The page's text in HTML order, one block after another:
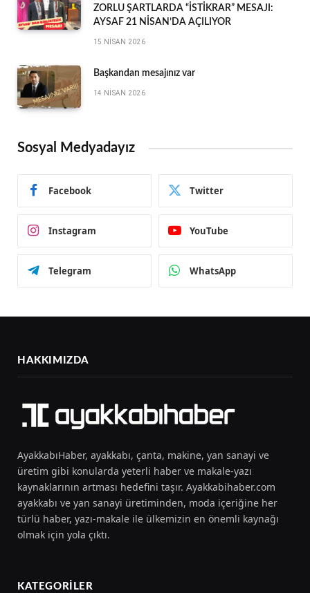
ZORLU ŞARTLARDA “İSTİKRAR” MESAJI:
AYSAF 21 NİSAN’DA AÇILIYOR
15 NISAN 2026
Başkandan mesajınız var
14 NISAN 2026
Sosyal Medyadayız
Facebook Twitter
Instagram YouTube
Telegram WhatsApp
HAKKIMIZDA
AyakkabıHaber, ayakkabı, çanta, makine, yan sanayi ve
üretim gibi konularda yeterli haber ve makale-yazı
kaynaklarının artması hedefini taşır. Ayakkabihaber.com
ayakkabı ve yan sanayi üretiminden, moda içeriğine her
türlü haber, yazı-makale ile ülkemizin en önemli kaynağı
olmak için yola çıktı.
KATEGORILER